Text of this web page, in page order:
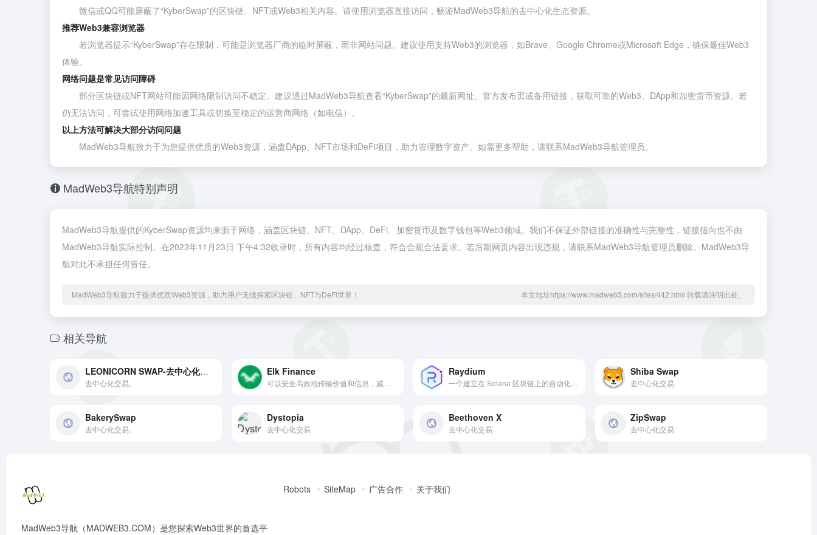
微信或QQ可能屏蔽了“KyberSwap”的区块链、NFT或Web3相关内容。请使用浏览器直接访问，畅游MadWeb3导航的去中心化生态资源。
推荐Web3兼容浏览器
若浏览器提示“KyberSwap”存在限制，可能是浏览器厂商的临时屏蔽，而非网站问题。建议使用支持Web3的浏览器，如Brave Google Chrome或Microsoft Edge ，确保最佳Web3
体验。
网络问题是常见访问障碍
部分区块链或NFT网站可能因网络限制访问不稳定。建议通过MadWeb3导航查看“KyberSwap”的最新网址、官方发布页或备用链接，获取可靠的Web3、DApp和加密货币资源。若
仍无法访问，可尝试使用网络加速工具或切换至稳定的运营商网络（如电信）。
以上方法可解决大部分访问问题
MadWeb3导航致力于为您提供优质的Web3资源，涵盖DApp、NFT市场和DeFi项目，助力管理数字资产。如需更多帮助，请联系MadWeb3导航管理员。
MadWeb3导航特别声明
MadWeb3导航提供的KyberSwap资源均来源于网络，涵盖区块链、NFT、DApp、DeFi、加密货币及数字钱包等Web3领域。我们不保证外部链接的准确性与完整性，链接指向也不由
MadWeb3导航实际控制。在2023年11月23日 下午4:32收录时，所有内容均经过核查，符合合规合法要求。若后期网页内容出现违规，请联系MadWeb3导航管理员删除。MadWeb3导
航对此不承担任何责任。
MadWeb3导航致力于提供优质Web3资源，助力用户无缝探索区块链、NFT与DeFi世界！ 本文地址https://www.madweb3.com/sites/442.html 转载请注明出处。
相关导航
LEONICORN SWAP-去中心化交易
去中心化交易。
Elk Finance
可以安全高效地传输价值和信息，减少区块链之间的摩擦和资产碎片化。
Raydium
一个建立在 Solana 区块链上的自动化做市商 (AMM)，它利用中央限价订单簿来实现闪电般快速的交易、共享流动性和赚取收益的新功能。
Shiba Swap
去中心化交易
BakerySwap
去中心化交易。
Dystopia
去中心化交易
Beethoven X
去中心化交易
ZipSwap
去中心化交易
MadWeb3导航（MADWEB3.COM）是您探索Web3世界的首选平
Robots SiteMap 广告合作 关于我们